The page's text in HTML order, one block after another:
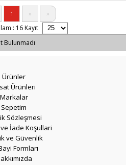
1 »
»
: 16 Kayıt
Bulunmadı
Ürünler
Ürünleri
Markalar
Sepetim
Sözleşmesi
İade Koşullari
ve Güvenlik
Formları